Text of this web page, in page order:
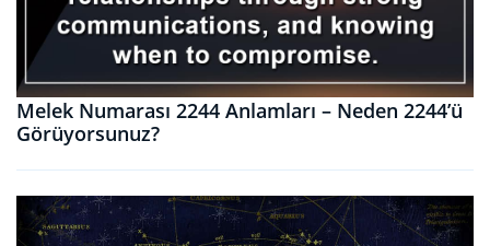
Melek Numarası 2244 Anlamları – Neden 2244’ü
Görüyorsunuz?